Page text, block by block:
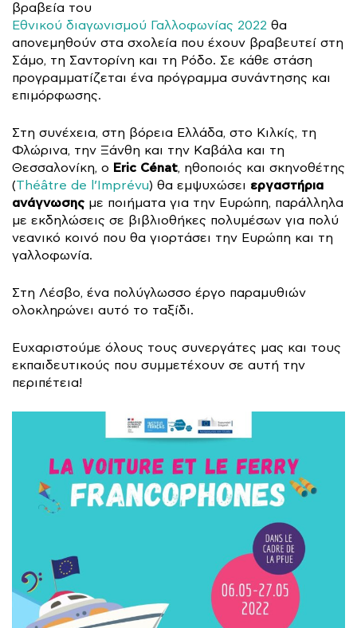
βραβεία του
Εθνικού διαγωνισμού Γαλλοφωνίας 2022 θα
απονεμηθούν στα σχολεία που έχουν βραβευτεί στη
Σάμο, τη Σαντορίνη και τη Ρόδο. Σε κάθε στάση
προγραμματίζεται ένα πρόγραμμα συνάντησης και
επιμόρφωσης.
Στη συνέχεια, στη βόρεια Ελλάδα, στο Κιλκίς, τη
Φλώρινα, την Ξάνθη και την Καβάλα και τη
Θεσσαλονίκη, ο Eric Cénat, ηθοποιός και σκηνοθέτης
(Théâtre de l’Imprévu) θα εμψυχώσει εργαστήρια
ανάγνωσης με ποιήματα για την Ευρώπη, παράλληλα
με εκδηλώσεις σε βιβλιοθήκες πολυμέσων για πολύ
νεανικό κοινό που θα γιορτάσει την Ευρώπη και τη
γαλλοφωνία.
Στη Λέσβο, ένα πολύγλωσσο έργο παραμυθιών
ολοκληρώνει αυτό το ταξίδι.
Ευχαριστούμε όλους τους συνεργάτες μας και τους
εκπαιδευτικούς που συμμετέχουν σε αυτή την
περιπέτεια!